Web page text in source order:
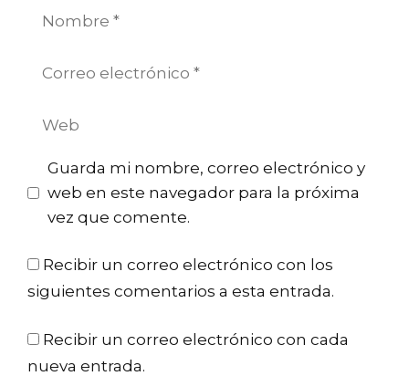
Nombre
Guarda mi nombre, correo electrónico y
web en este navegador para la próxima
vez que comente.
Recibir un correo electrónico con los
siguientes comentarios a esta entrada.
Recibir un correo electrónico con cada
nueva entrada.